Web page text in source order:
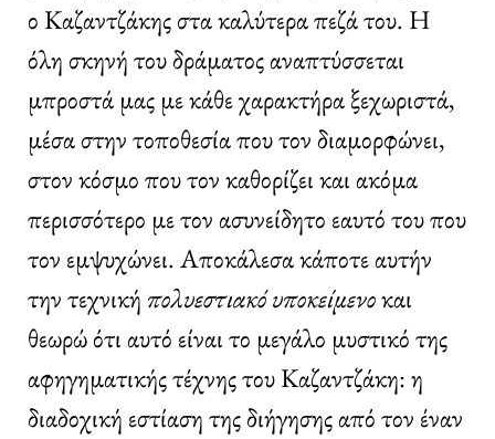
ο Καζαντζάκης στα καλύτερα πεζά του. Η
όλη σκηνή του δράματος αναπτύσσεται
μπροστά μας με κάθε χαρακτήρα ξεχωριστά,
μέσα στην τοποθεσία που τον διαμορφώνει,
στον κόσμο που τον καθορίζει και ακόμα
περισσότερο με τον ασυνείδητο εαυτό του που
τον εμψυχώνει. Αποκάλεσα κάποτε αυτήν
την τεχνική πολυεστιακό υποκείμενοκαι
θεωρώ ότι αυτό είναι το μεγάλο μυστικό της
αφηγηματικής τέχνης του Καζαντζάκη: η
διαδοχική εστίαση της διήγησης από τον έναν